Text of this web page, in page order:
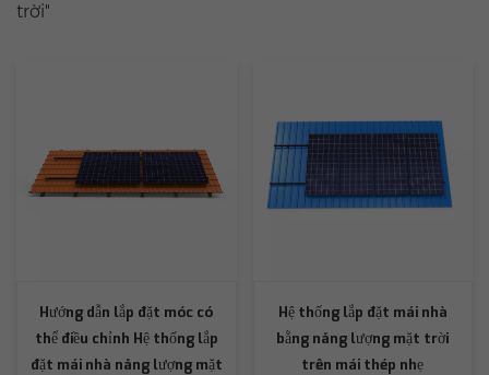
trời"
Hướng dẫn lắp đặt móc có
thể điều chỉnh Hệ thống lắp
đặt mái nhà năng lượng mặt
Hệ thống lắp đặt mái nhà
bằng năng lượng mặt trời
trên mái thép nhẹ